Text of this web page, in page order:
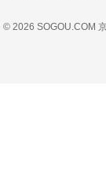
© 2026 SOGOU.COM